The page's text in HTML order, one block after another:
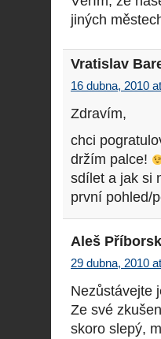
jiných
Vratislav
16 dubna, 2010
Zdravím,
chci
držím palce!
sdílet a jak si
první pohled/
Aleš
29 dubna, 2010
Nezůstávejte
Ze své
skoro slepý,